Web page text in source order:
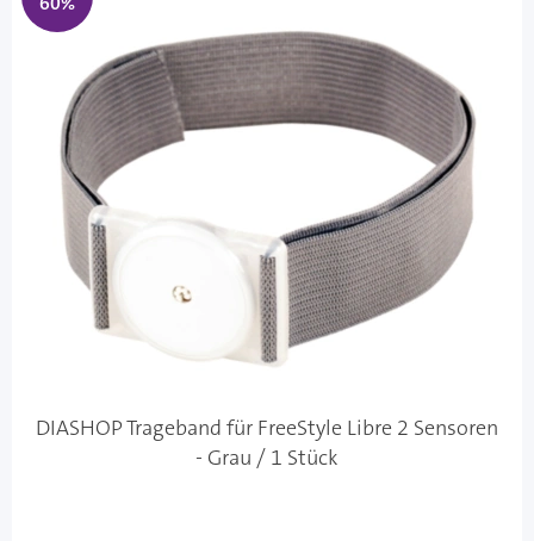
DIASHOP Trageband für FreeStyle Libre 2 Sensoren
- Grau / 1 Stück